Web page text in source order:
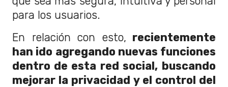
para los usuarios.
En relación con esto, recientemente
han ido agregando nuevas funciones
dentro de esta red social, buscando
mejorar la privacidad y el control del